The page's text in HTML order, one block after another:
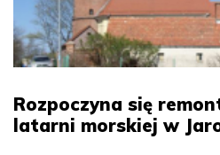
Rozpoczyna się
latarni morskiej w